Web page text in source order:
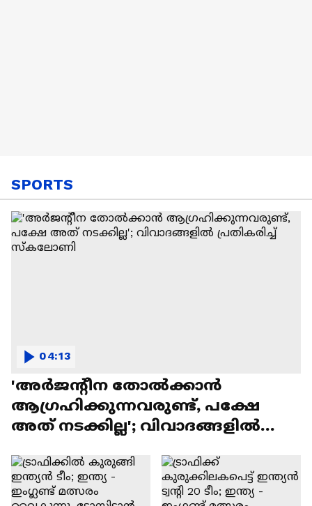
SPORTS
'അർജന്‍റീന തോൽക്കാൻ
ആഗ്രഹിക്കുന്നവരുണ്ട്, പക്ഷേ
അത് നടക്കില്ല'; വിവാദങ്ങളിൽ
04:13